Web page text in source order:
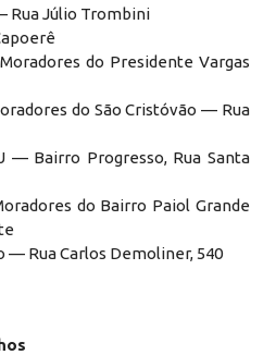
Rua Júlio Trombini
do Presidente Vargas
do São Cristóvão — Rua
— Bairro Progresso, Rua Santa
do Bairro Paiol Grande
— Rua Carlos Demoliner, 540